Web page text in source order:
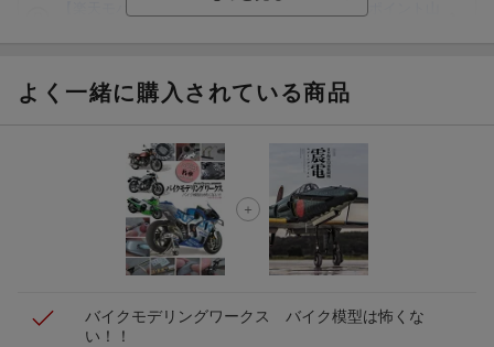
ト山分け
楽天モバイル紹介キャンペーンの拡散で300円OFFクーポン
条件達成で楽天限定・宝塚歌劇 宙組貸切公演ペアチケット
よく一緒に購入されている商品
バイクモデリングワークス バイク模型は怖くな
い！！